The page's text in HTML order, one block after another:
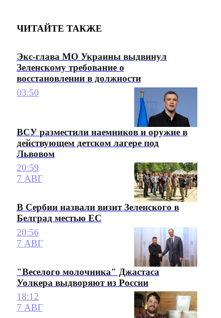
ЧИТАЙТЕ ТАКЖЕ
Экс-глава МО Украины выдвинул
Зеленскому требование о
восстановлении в должности
03:50
ВСУ разместили наемников и оружие в
действующем детском лагере под
Львовом
20:59
7 АВГ
В Сербии назвали визит Зеленского в
Белград местью ЕС
20:56
7 АВГ
"Веселого молочника" Джастаса
Уолкера выдворяют из России
18:12
7 АВГ